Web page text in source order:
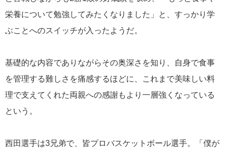
栄養について勉強してみたくなりました」と、すっかり学
ぶことへのスイッチが入ったようだ。
基礎的な内容でありながらその奥深さを知り、自身で食事
を管理する難しさを痛感するほどに、これまで美味しい料
理で支えてくれた両親への感謝もより一層強くなっている
という。
西田選手は3兄弟で、皆プロバスケットボール選手。「僕が